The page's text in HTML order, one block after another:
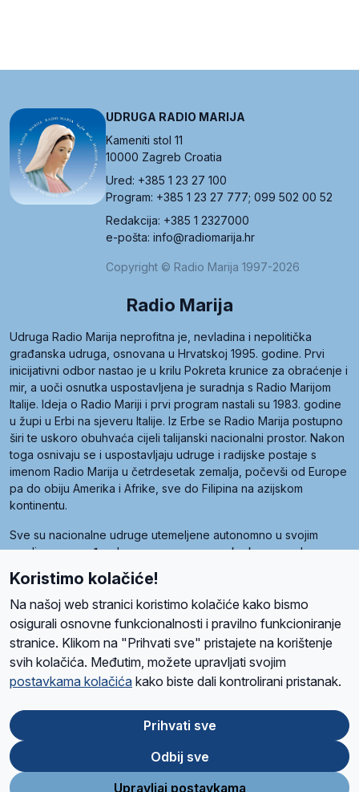
UDRUGA RADIO MARIJA
Kameniti stol 11
10000 Zagreb Croatia
Ured: +385 1 23 27 100
Program: +385 1 23 27 777; 099 502 00 52
Redakcija: +385 1 2327000
e-pošta: info@radiomarija.hr
Copyright © Radio Marija 1997-2026
Radio Marija
Udruga Radio Marija neprofitna je, nevladina i nepolitička
građanska udruga, osnovana u Hrvatskoj 1995. godine. Prvi
inicijativni odbor nastao je u krilu Pokreta krunice za obraćenje i
mir, a uoči osnutka uspostavljena je suradnja s Radio Marijom
Italije. Ideja o Radio Mariji i prvi program nastali su 1983. godine
u župi u Erbi na sjeveru Italije. Iz Erbe se Radio Marija postupno
širi te uskoro obuhvaća cijeli talijanski nacionalni prostor. Nakon
toga osnivaju se i uspostavljaju udruge i radijske postaje s
imenom Radio Marija u četrdesetak zemalja, počevši od Europe
pa do obiju Amerika i Afrike, sve do Filipina na azijskom
kontinentu.
Sve su nacionalne udruge utemeljene autonomno u svojim
zemljama, a međusobna su povezane preko krovne udruge
pod nazivom Svjetska obitelj Radio Marije (World Family of
Radio Maria). Svjetsku obitelj utemeljilo je sedam članica, među
kojima je i hrvatska Udruga Radio Marija.
O namaRadio ProgramVolonteriPrijateljiKontaktPravila privatnosti
Ova stranica je zaštićena Google reCAPTCHA sustavom
Store
Google
Play
Koristimo kolačiće!
Na našoj web stranici koristimo kolačiće kako bismo
osigurali osnovne funkcionalnosti i pravilno funkcioniranje
stranice. Klikom na "Prihvati sve" pristajete na korištenje
svih kolačića. Međutim, možete upravljati svojim
postavkama kolačića kako biste dali kontrolirani pristanak.
Prihvati sve
Odbij sve
Upravljaj postavkama